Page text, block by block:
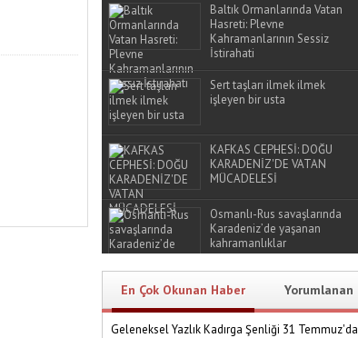
Baltık Ormanlarında Vatan
Hasreti: Plevne
Kahramanlarının Sessiz
İstirahati
Sert taşları ilmek ilmek
işleyen bir usta
KAFKAS CEPHESİ: DOĞU
KARADENİZ'DE VATAN
MÜCADELESİ
Osmanlı-Rus savaşlarında
Karadeniz’de yaşanan
kahramanlıklar
En Çok Okunan Haber Yorumlanan
Geleneksel Yazlık Kadırga Şenliği 31 Temmuz'da